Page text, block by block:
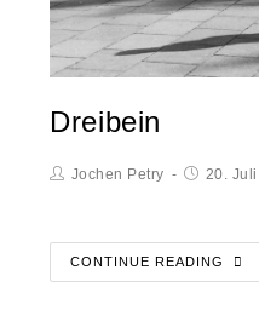
Dreibein
Jochen Petry 20.
CONTINUE READING